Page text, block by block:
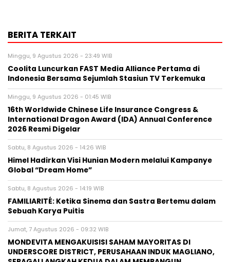
BERITA TERKAIT
Minggu, 9 Agustus 2026 - 23:49 WIB
Coolita Luncurkan FAST Media Alliance Pertama di
Indonesia Bersama Sejumlah Stasiun TV Terkemuka
Minggu, 9 Agustus 2026 - 01:45 WIB
16th Worldwide Chinese Life Insurance Congress &
International Dragon Award (IDA) Annual Conference
2026 Resmi Digelar
Sabtu, 8 Agustus 2026 - 14:26 WIB
Himel Hadirkan Visi Hunian Modern melalui Kampanye
Global “Dream Home”
Sabtu, 8 Agustus 2026 - 14:19 WIB
FAMILIARITÉ: Ketika Sinema dan Sastra Bertemu dalam
Sebuah Karya Puitis
Jumat, 7 Agustus 2026 - 09:32 WIB
MONDEVITA MENGAKUISISI SAHAM MAYORITAS DI
UNDERSCORE DISTRICT, PERUSAHAAN INDUK MAGLIANO,